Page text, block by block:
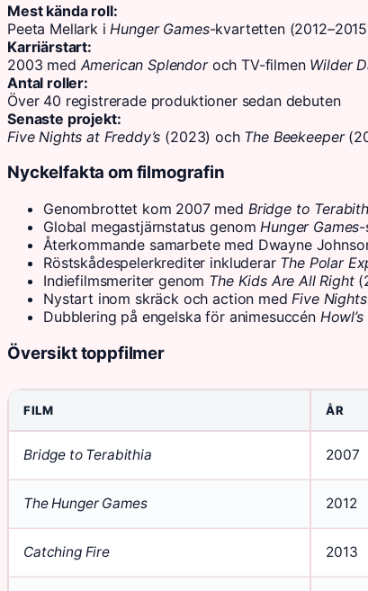
Mest kända roll:
Peeta Mellark i Hunger Games-kvartetten
Karriärstart:
2003 med American Splendoroch TV-filmen Wilder
Antal roller:
Över 40 registrerade produktioner sedan debuten
Senaste projekt:
Five Nights at Freddy’s (2023) och The Beekeeper
Nyckelfakta om filmografin
Genombrottet kom 2007 med Bridge to
Global megastjärnstatus genomHunger Games-
Återkommande samarbete med Dwayne
Röstskådespelerkrediter inkluderar The Polar
Indiefilmsmeriter genom The Kids Are All Right
Nystart inom skräck och action medFive
Dubblering på engelska för animesuccén
Översikt toppfilmer
FILM ÅR
Bridge to Terabithia 2007
The Hunger Games 2012
Catching Fire 2013